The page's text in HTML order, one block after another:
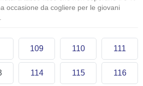
occasione da cogliere per le giovani
109 110 111
114 115 116